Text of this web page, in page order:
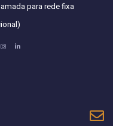
para rede fixa